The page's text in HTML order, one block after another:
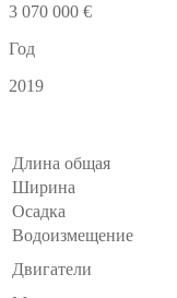
3 070 000 €
Год
2019
Длина общая
Ширина
Осадка
Водоизмещение
Двигатели